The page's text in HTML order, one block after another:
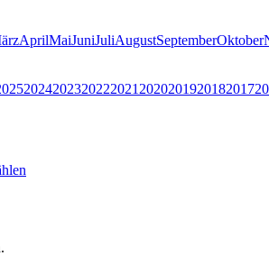
AprilMaiJuniJuliAugustSeptemberOktober
2024202320222021 2020201920182017